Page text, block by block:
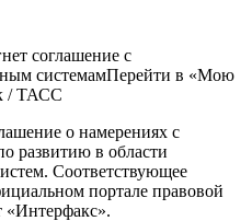
соглашение с
системамПерейти в «Мою
/ ТАСС
о намерениях с
развитию в области
Соответствующее
портале правовой
«Интерфакс».